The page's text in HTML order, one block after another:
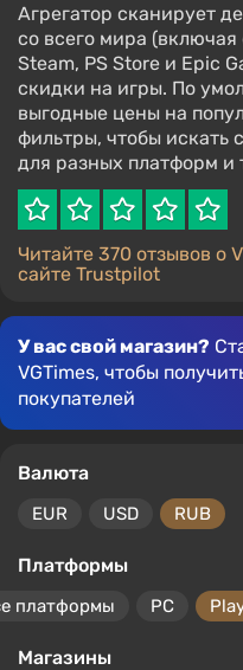
Агрегатор сканирует
со всего мира
Steam, PS Store и Epic
скидки на игры. По
выгодные цены на
фильтры, чтобы искать
для разных платформ и
Читайте 370 отзывов о
сайте Trustpilot
У вас свой магазин?
VGTimes, чтобы
покупателей
Валюта
EUR USD RUB
Платформы
платформы PC
Магазины